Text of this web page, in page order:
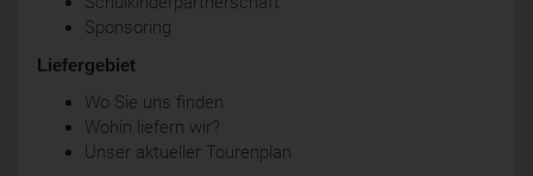
Sponsoring
Liefergebiet
Wo Sie uns finden
Wohin liefern wir?
Unser aktueller Tourenplan